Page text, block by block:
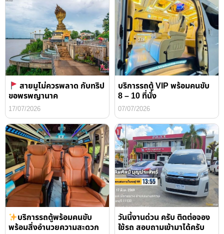
สายมูไม่ควรพลาด กับทริป
ขอพรพญานาค
17/07/2026
บริการรถตู้ VIP พร้อมคนขับ
8 – 10 ที่นั่ง
07/07/2026
บริการรถตู้พร้อมคนขับ
พร้อมสิ่งอำนวยความสะดวก
วันนี้งานด่วน ครับ ติดต่อจอง
ใช้รถ สอบถามเข้ามาได้ครับ